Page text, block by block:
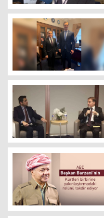
Hemin Hewrami: MEPS,
Kürdistan Demokrat
Hemin Hewrami,
Başkan Mesud Barzani